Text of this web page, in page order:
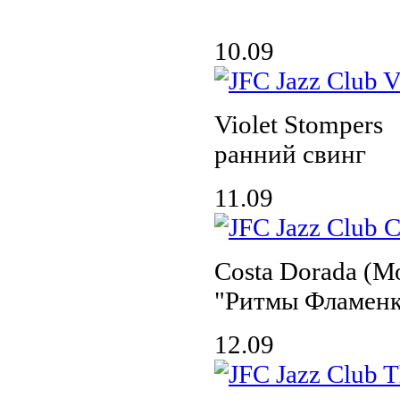
10.09
Violet Stompers
ранний свинг
11.09
Costa Dorada
"Ритмы
12.09